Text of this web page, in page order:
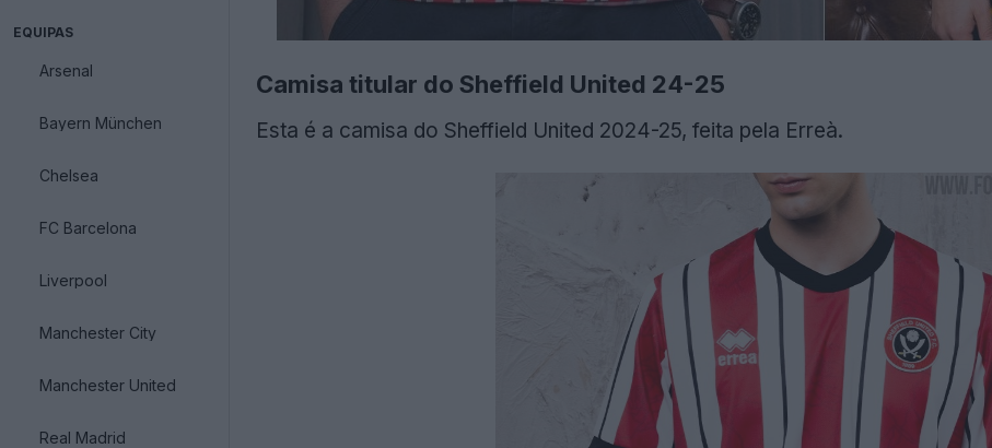
EQUIPAS
Arsenal
Bayern München
Chelsea
FC Barcelona
Liverpool
Manchester City
Manchester United
Real Madrid
Camisa titular do Sheffield United 24-25
Esta é a camisa do Sheffield United 2024-25, feita pela Erreà.